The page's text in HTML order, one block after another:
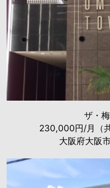
ザ・
230,000円/月（
大阪府大阪